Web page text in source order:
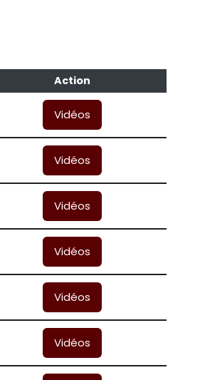
Action
Vidéos
Vidéos
Vidéos
Vidéos
Vidéos
Vidéos